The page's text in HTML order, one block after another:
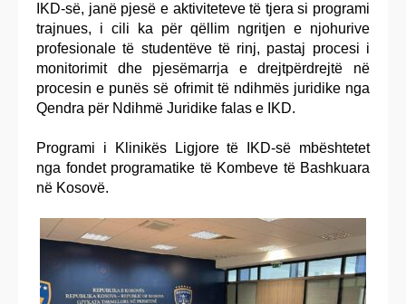
IKD-së, janë pjesë e aktiviteteve të tjera si programi
trajnues, i cili ka për qëllim ngritjen e njohurive
profesionale të studentëve të rinj, pastaj procesi i
monitorimit dhe pjesëmarrja e drejtpërdrejtë në
procesin e punës së ofrimit të ndihmës juridike nga
Qendra për Ndihmë Juridike falas e IKD.
Programi i Klinikës Ligjore të IKD-së mbështetet
nga fondet programatike të Kombeve të Bashkuara
në Kosovë.